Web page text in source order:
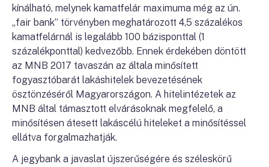
kínálható, melynek kamatfelár maximuma még az ún.
„fair bank” törvényben meghatározott 4,5 százalékos
kamatfelárnál is legalább 100 bázisponttal (1
százalékponttal) kedvezőbb. Ennek érdekében döntött
az MNB 2017 tavaszán az általa minősített
fogyasztóbarát lakáshitelek bevezetésének
ösztönzéséről Magyarországon. A hitelintézetek az
MNB által támasztott elvárásoknak megfelelő, a
minősítésen átesett lakáscélú hiteleket a minősítéssel
ellátva forgalmazhatják.
A jegybank a javaslat újszerűségére és széleskörű